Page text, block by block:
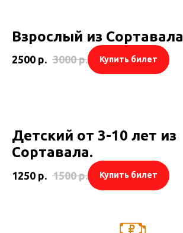
Взрослый из Сортавала
2500 р. 3000 р. Купить билет
Детский от 3-10 лет из
Сортавала.
1250 р. 1500 р. Купить билет